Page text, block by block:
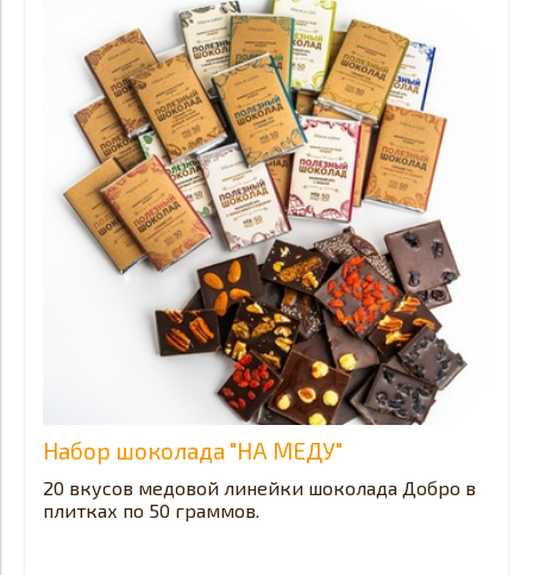
Набор шоколада "НА МЕДУ"
20 вкусов медовой линейки шоколада Добро в
плитках по 50 граммов.